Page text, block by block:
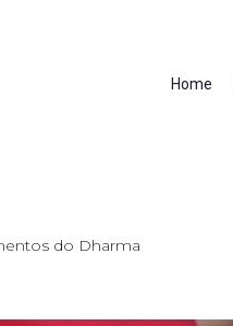
Home
do Dharma